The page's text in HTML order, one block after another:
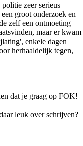
zeer serieus
groot onderzoek en
zelf een ontmoeting
maar er kwam
enkele dagen
herhaaldelijk tegen,
dat je graag op FOK!
leuk over schrijven?